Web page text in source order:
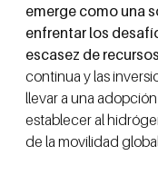
emerge como una
enfrentar los
escasez de
continua y las
llevar a una
establecer al
de la movilidad